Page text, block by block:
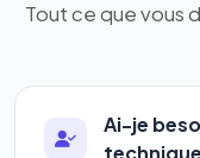
Tout ce que vous
Ai-je